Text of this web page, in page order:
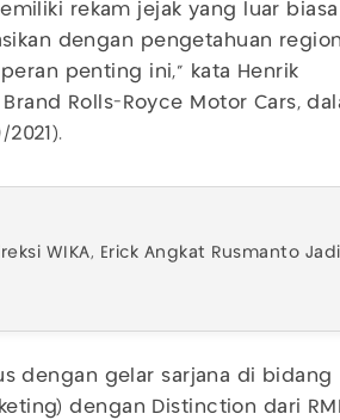
rekam jejak yang luar
dengan pengetahuan
penting ini," kata Henrik
Rolls-Royce Motor Cars,
WIKA, Erick Angkat Rusmanto Jadi
dengan gelar sarjana di bidang
dengan Distinction dari